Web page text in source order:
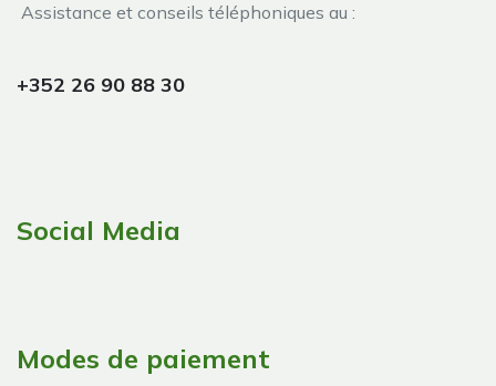
Assistance et conseils téléphoniques au :
+352 26 90 88 30
Social Media
Modes de paiement